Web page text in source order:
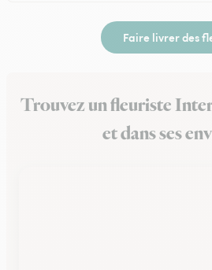
Faire livrer des
Trouvez un fleuriste
et dans ses